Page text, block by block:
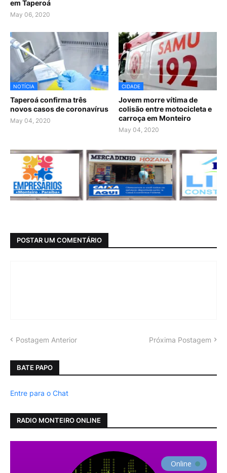
em Taperoá
May 06, 2020
NOTÍCIA
Taperoá confirma três
novos casos de coronavírus
May 04, 2020
CIDADE
Jovem morre vítima de
colisão entre motocicleta e
carroça em Monteiro
May 04, 2020
POSTAR UM COMENTÁRIO
Postagem Anterior Próxima Postagem
BATE PAPO
Entre para o Chat
RADIO MONTEIRO ONLINE